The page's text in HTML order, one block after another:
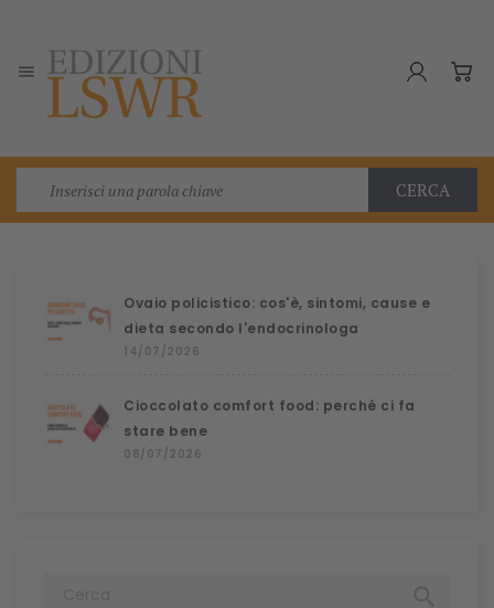

CERCA
Ovaio policistico: cos'è, sintomi, cause e
dieta secondo l'endocrinologa
14/07/2026
Cioccolato comfort food: perché ci fa
stare bene
08/07/2026